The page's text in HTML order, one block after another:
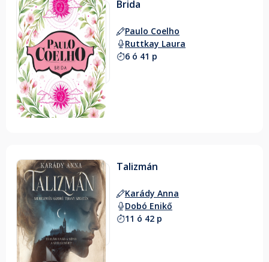
Brida
Paulo Coelho
Ruttkay Laura
6 ó 41 p
Talizmán
Karády Anna
Dobó Enikő
11 ó 42 p